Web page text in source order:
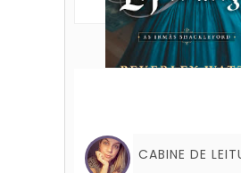
CABINE DE